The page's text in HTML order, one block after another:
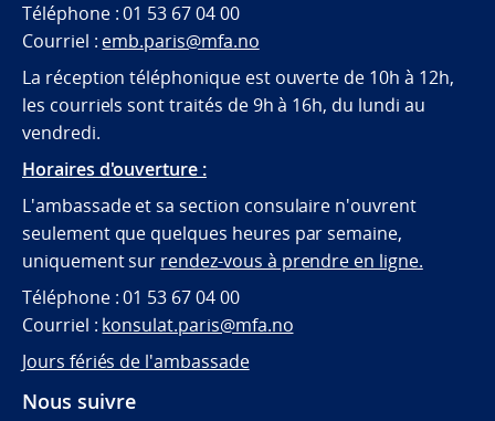
Téléphone : 01 53 67 04 00
Courriel : emb.paris@mfa.no
La réception téléphonique est ouverte de 10h à 12h,
les courriels sont traités de 9h à 16h, du lundi au
vendredi.
Horaires d'ouverture :
L'ambassade et sa section consulaire n'ouvrent
seulement que quelques heures par semaine,
uniquement sur rendez-vous à prendre en ligne.
Téléphone : 01 53 67 04 00
Courriel : konsulat.paris@mfa.no
Jours fériés de l'ambassade
Nous suivre